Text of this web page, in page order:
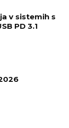
v sistemih s
PD 3.1